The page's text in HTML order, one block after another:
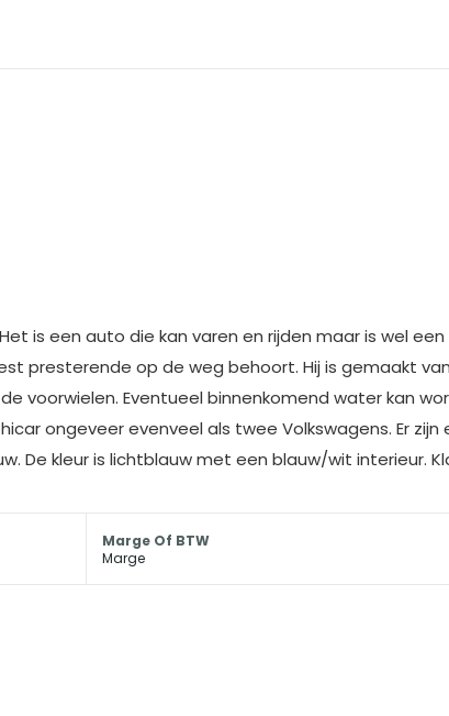
is een auto die kan varen en rijden maar is wel
op de weg behoort. Hij is gemaakt
voorwielen. Eventueel binnenkomend water kan
ongeveer evenveel als twee Volkswagens. Er
De kleur is lichtblauw met een blauw/wit interieur.
Marge Of BTW
Marge